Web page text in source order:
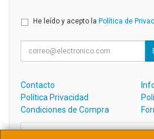
He leído y acepto la Política de
Contacto
Política Privacidad
Condiciones de Compra